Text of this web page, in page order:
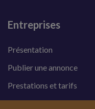
Entreprises
Présentation
Publier une annonce
Prestations et tarifs